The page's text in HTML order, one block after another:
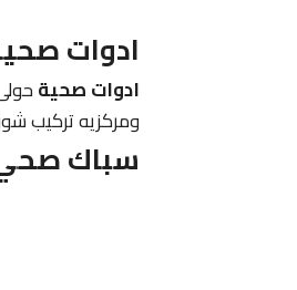
ادوات
ادوات صحية
ومركزيه تركيب
سباك